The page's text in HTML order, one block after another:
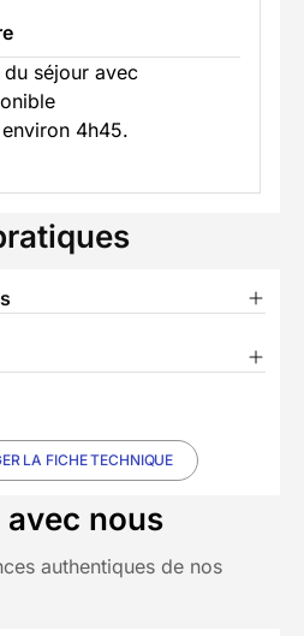
séjour avec
4h45.
LA FICHE TECHNIQUE
nous
authentiques de nos